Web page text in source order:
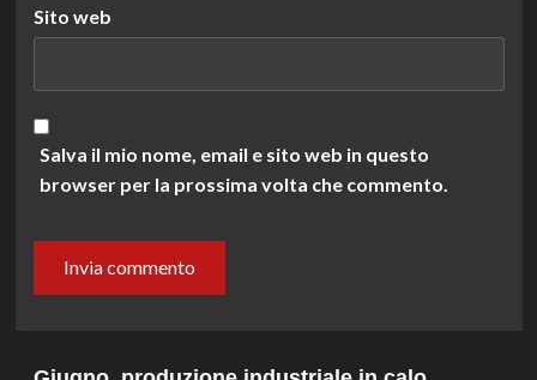
Sito web
Salva il mio nome, email e sito web in questo
browser per la prossima volta che commento.